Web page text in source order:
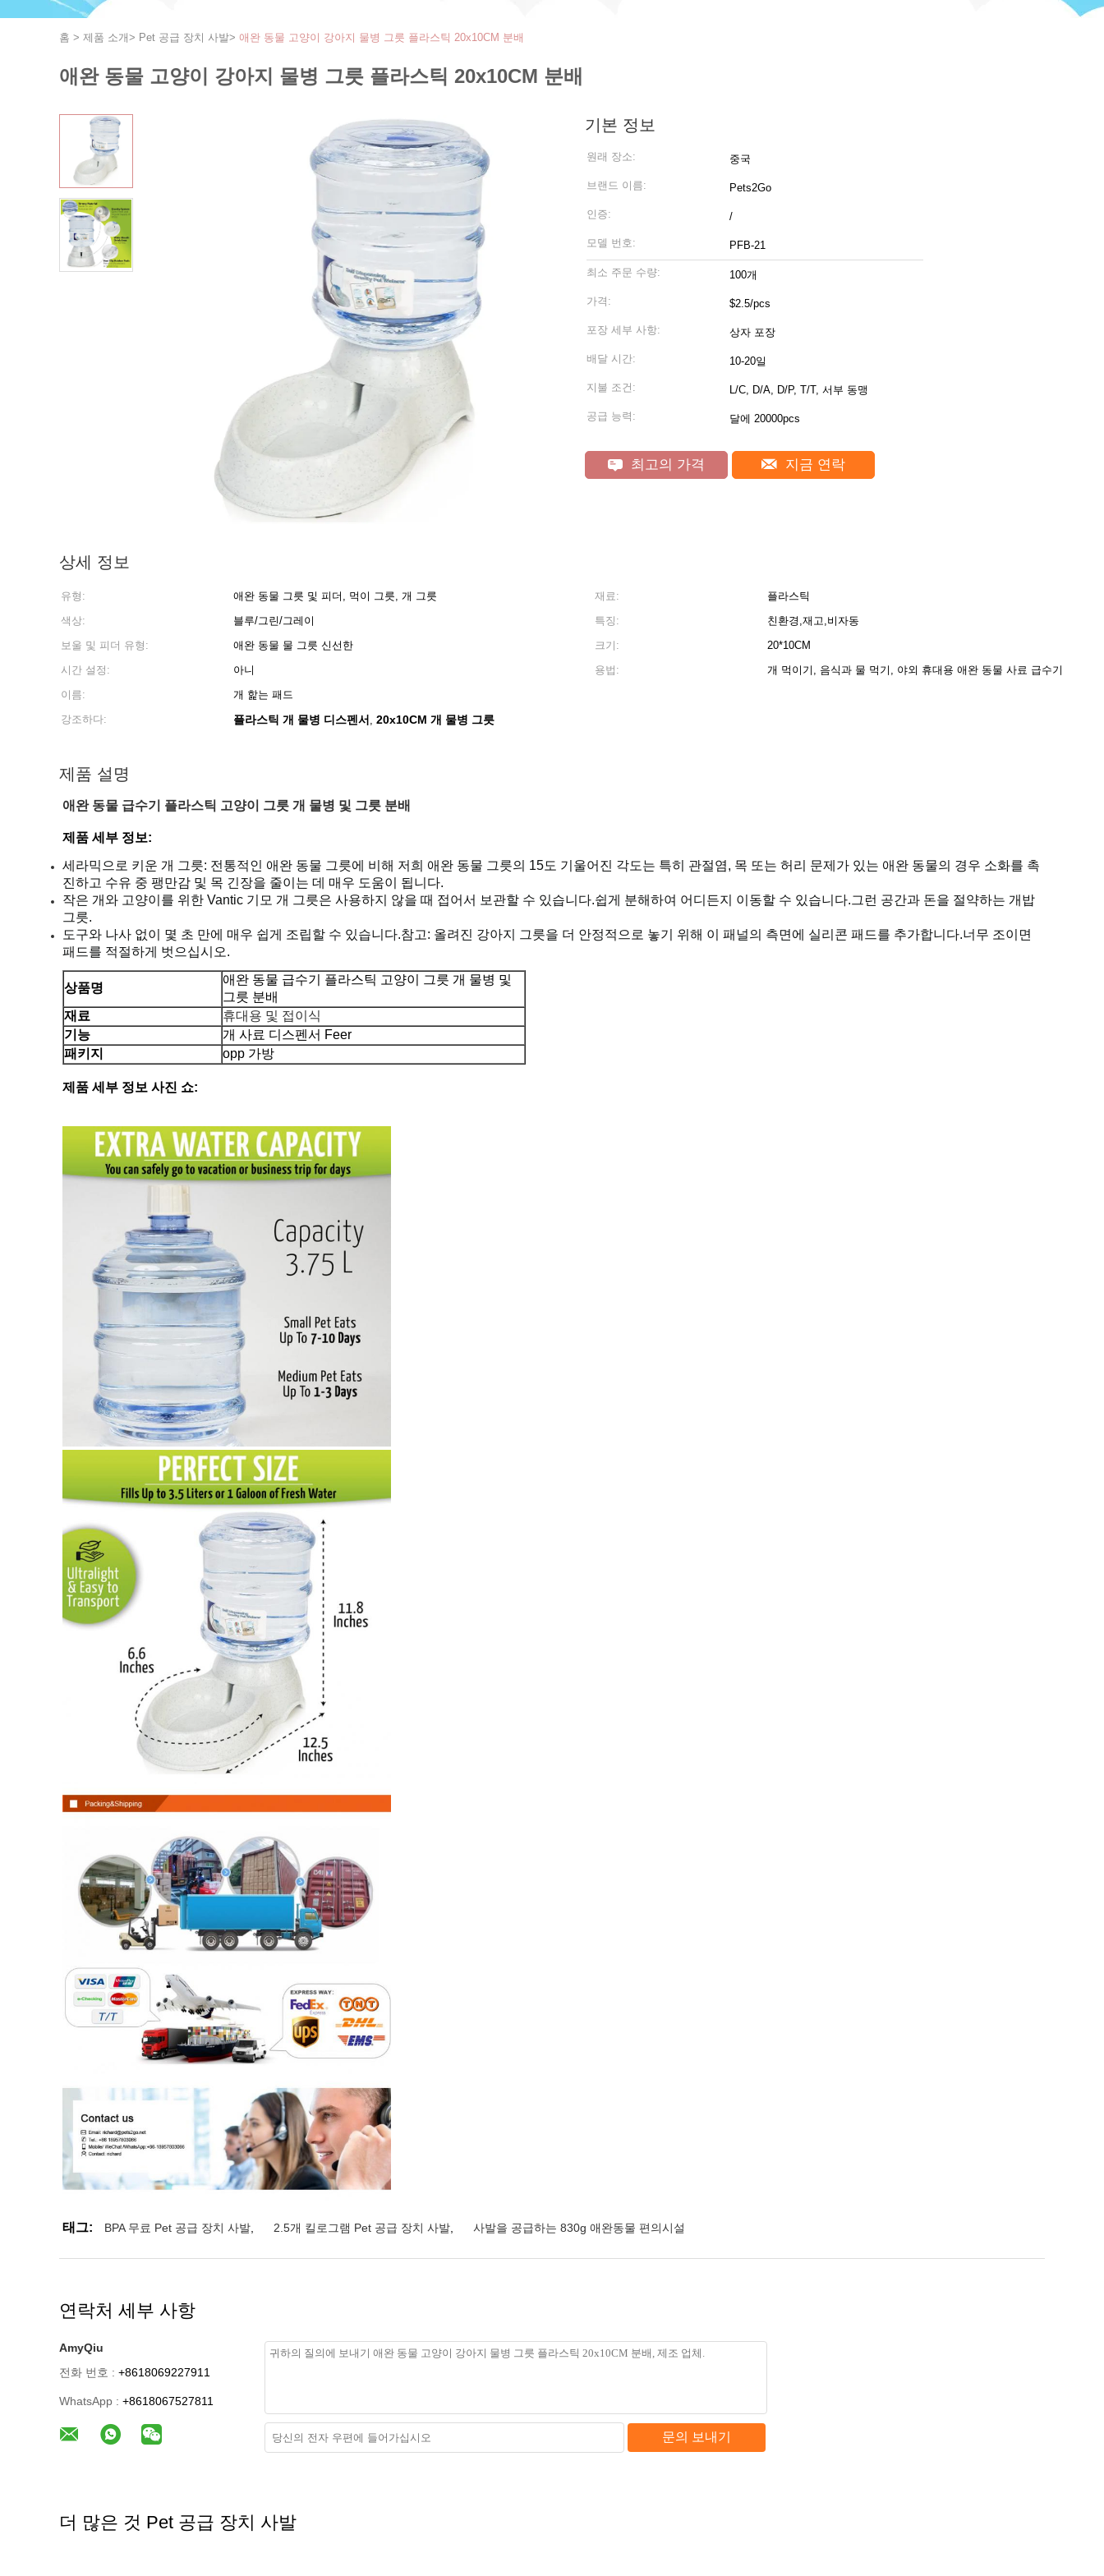
홈 > 제품 소개> Pet 공급 장치 사발> 애완 동물 고양이 강아지 물병 그릇 플라스틱 20x10CM 분배
애완 동물 고양이 강아지 물병 그릇 플라스틱 20x10CM 분배
기본 정보
원래 장소: 중국
브랜드 이름: Pets2Go
인증: /
모델 번호: PFB-21
최소 주문 수량: 100개
가격: $2.5/pcs
포장 세부 사항: 상자 포장
배달 시간: 10-20일
지불 조건: L/C, D/A, D/P, T/T, 서부 동맹
공급 능력: 달에 20000pcs
최고의 가격 지금 연락
상세 정보
유형: 애완 동물 그릇 및 피더, 먹이 그릇, 개 그릇 재료:
플라스틱
색상:
블루/그린/그레이 특징:
친환경,재고,비자동
보울 및 피더 유형:
애완 동물 물 그릇 신선한 크기:
20*10CM
시간 설정:
아니 용법:
개 먹이기, 음식과 물 먹기, 야외 휴대용 애완 동물 사료 급수기
이름:
개 핥는 패드
강조하다:
플라스틱 개 물병 디스펜서 , 20x10CM 개 물병 그릇
제품 설명
애완 동물 급수기 플라스틱 고양이 그릇 개 물병 및 그릇 분배
제품 세부 정보:
세라믹으로 키운 개 그릇: 전통적인 애완 동물 그릇에 비해 저희 애완 동물 그릇의 15도 기울어진 각도는 특히 관절염, 목 또는 허리 문제가 있는 애완 동물의 경우 소화를 촉
진하고 수유 중 팽만감 및 목 긴장을 줄이는 데 매우 도움이 됩니다.
작은 개와 고양이를 위한 Vantic 기모 개 그릇은 사용하지 않을 때 접어서 보관할 수 있습니다.쉽게 분해하여 어디든지 이동할 수 있습니다.그런 공간과 돈을 절약하는 개밥
그릇.
도구와 나사 없이 몇 초 만에 매우 쉽게 조립할 수 있습니다.참고: 올려진 강아지 그릇을 더 안정적으로 놓기 위해 이 패널의 측면에 실리콘 패드를 추가합니다.너무 조이면
패드를 적절하게 벗으십시오.
상품명
애완 동물 급수기 플라스틱 고양이 그릇 개 물병 및
그릇 분배
재료
휴대용 및 접이식
기능
개 사료 디스펜서 Feer
패키지
opp 가방
제품 세부 정보 사진 쇼:
태그: BPA 무료 Pet 공급 장치 사발 2.5개 킬로그램 Pet 공급 장치 사발 사발을 공급하는 830g 애완동물 편의시설
연락처 세부 사항
AmyQiu
전화 번호 : +8618069227911
WhatsApp : +8618067527811
문의 보내기
더 많은 것 Pet 공급 장치 사발